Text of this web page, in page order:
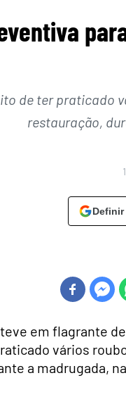
de ter praticado
restauração,
em flagrante
vários
a madrugada,